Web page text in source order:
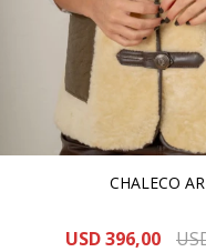
CHALECO
USD396,00